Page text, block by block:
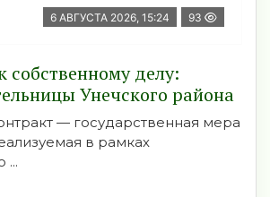
6 АВГУСТА 2026, 15:24 93
собственному делу:
Унечского района
— государственная мера
в рамках
...